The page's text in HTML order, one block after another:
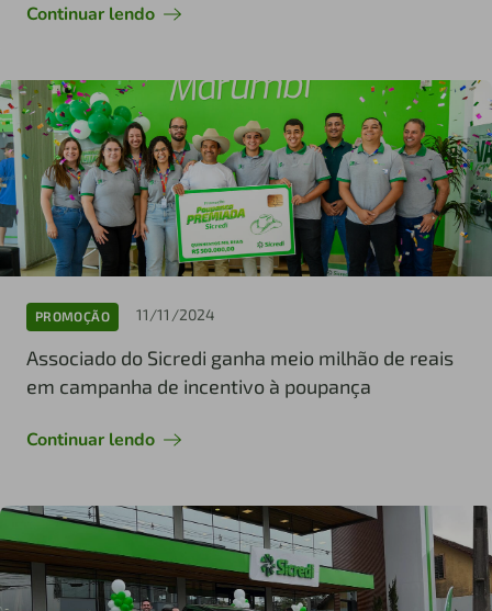
Continuar lendo
PROMOÇÃO 11/11/2024
Associado do Sicredi ganha meio milhão de reais
em campanha de incentivo à poupança
Continuar lendo